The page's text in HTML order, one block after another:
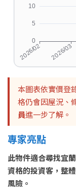
本圖表依實價登
格仍會因屋況、
員進一步了解。
專家亮點
此物件適合尋找宜
資格的投資客，整
風險。